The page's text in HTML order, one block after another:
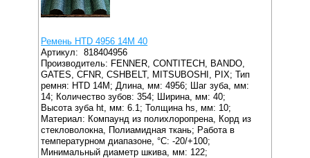
Ремень HTD 4956 14M 40
Артикул:818404956
Производитель: FENNER, CONTITECH, BANDO,
GATES, CFNR, CSHBELT, MITSUBOSHI, PIX; Тип
ремня: HTD 14M; Длина, мм: 4956; Шаг зуба, мм:
14; Количество зубов: 354; Ширина, мм: 40;
Высота зуба ht, мм: 6.1; Толщина hs, мм: 10;
Материал: Компаунд из полихлоропрена, Корд из
стекловолокна, Полиамидная ткань; Работа в
температурном диапазоне, °C: -20/+100;
Минимальный диаметр шкива, мм: 122;